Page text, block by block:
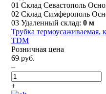
01 Склад Севастополь
02 Склад Симферополь
03 Удаленный склад: 0 м
Трубка термоусаживаемая,
TDM
Розничная цена
69 руб.
–
+